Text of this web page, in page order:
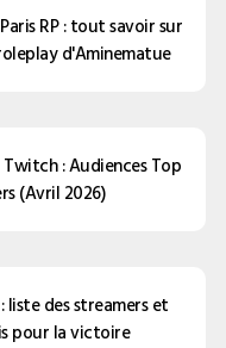
RP : tout savoir sur
d'Aminematue
Twitch : Audiences Top
(Avril 2026)
liste des streamers et
pour la victoire